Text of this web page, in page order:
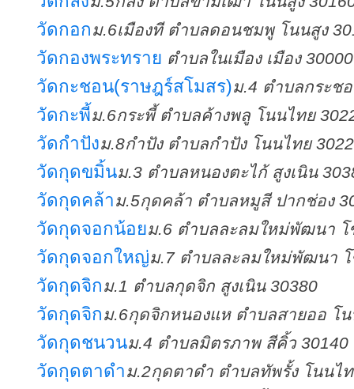
วัดกอกม.6เมืองที ตำบลดอนชมพู โนนสูง
วัดกองพระทราย ตำบลในเมือง เมือง 30000
วัดกะชอน(ราษฎร์สโมสร)ม.4 ตำบลกระช
วัดกะพี้ม.6กระพี้ ตำบลค้างพลู โนนไทย
วัดกำปังม.8กำปัง ตำบลกำปัง โนนไทย
วัดกุดขมิ้นม.3 ตำบลหนองตะไก้ สูงเนิน
วัดกุดคล้าม.5กุดคล้า ตำบลหมูสี ปากช่อง
วัดกุดจอกน้อยม.6 ตำบลละลมใหม่พัฒนา โ
วัดกุดจอกใหญ่ม.7 ตำบลละลมใหม่พัฒนา
วัดกุดจิกม.1 ตำบลกุดจิก สูงเนิน 30380
วัดกุดจิกม.6กุดจิกหนองแห ตำบลสายออ โน
วัดกุดชนวนม.4 ตำบลมิตรภาพ สีคิ้ว 30140
วัดกุดตาดำม.2กุดตาดำ ตำบลทัพรั้ง โนนไ